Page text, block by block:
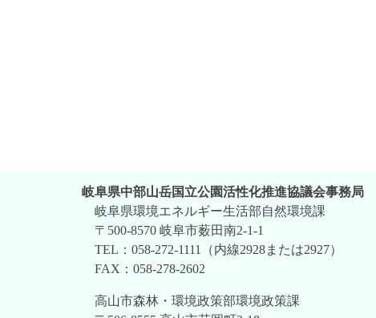
岐阜県中部山岳国立公園活性化推進協議会事務局
岐阜県環境エネルギー生活部自然環境課
〒500-8570 岐阜市薮田南2-1-1
TEL：058-272-1111（内線2928または2927）
FAX：058-278-2602
高山市森林・環境政策部環境政策課